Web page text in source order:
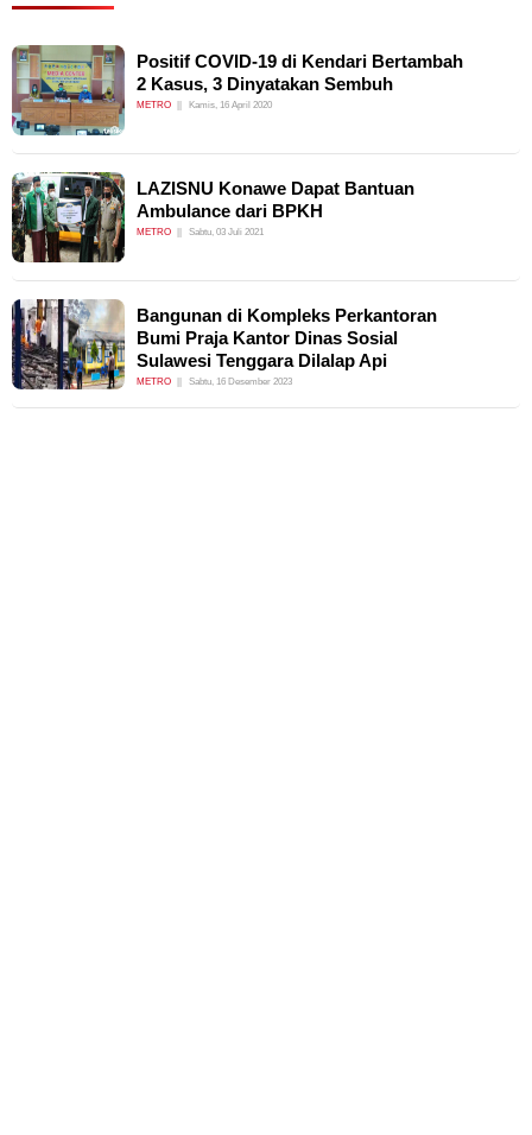
Positif COVID-19 di Kendari Bertambah
2 Kasus, 3 Dinyatakan Sembuh
METRO Kamis, 16 April 2020
LAZISNU Konawe Dapat Bantuan
Ambulance dari BPKH
METRO Sabtu, 03 Juli 2021
Bangunan di Kompleks Perkantoran
Bumi Praja Kantor Dinas Sosial
Sulawesi Tenggara Dilalap Api
METRO Sabtu, 16 Desember 2023